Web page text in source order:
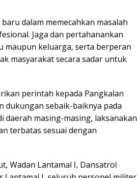
dalam memecahkan masalah
Jaga dan pertahanankan
maupun keluarga, serta berperan
masyarakat secara sadar untuk
perintah kepada Pangkalan
dukungan sebaik-baiknya pada
daerah masing-masing, laksanakan
terbatas sesuai dengan
Wadan Lantamal I, Dansatrol